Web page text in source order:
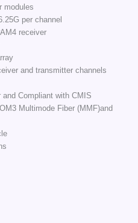
modules
per channel
receiver
and transmitter channels
Compliant with CMIS
Multimode Fiber (MMF)and